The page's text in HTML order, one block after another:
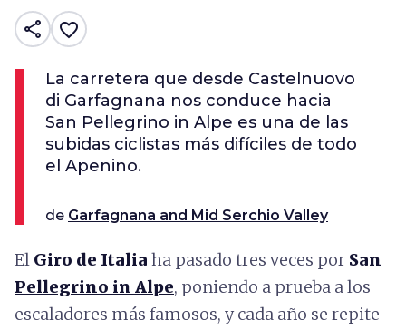
share favorite_border
La carretera que desde Castelnuovo
di Garfagnana nos conduce hacia
San Pellegrino in Alpe es una de las
subidas ciclistas más difíciles de todo
el Apenino.
de Garfagnana and Mid Serchio Valley
El Giro de Italia ha pasado tres veces por San
Pellegrino in Alpe, poniendo a prueba a los
escaladores más famosos, y cada año se repite